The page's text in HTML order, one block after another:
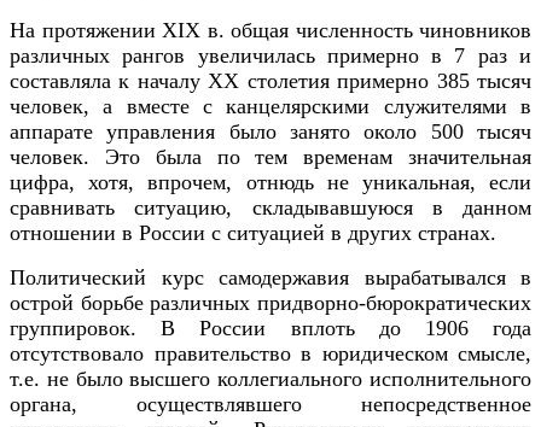
На протяжении XIX в. общая численность чиновников
различных рангов увеличилась примерно в 7 раз и
составляла к началу XX столетия примерно 385 тысяч
человек, а вместе с канцелярскими служителями в
аппарате управления было занято около 500 тысяч
человек. Это была по тем временам значительная
цифра, хотя, впрочем, отнюдь не уникальная, если
сравнивать ситуацию, складывавшуюся в данном
отношении в России с ситуацией в других странах.
Политический курс самодержавия вырабатывался в
острой борьбе различных придворно-бюрократических
группировок. В России вплоть до 1906 года
отсутствовало правительство в юридическом смысле,
т.е. не было высшего коллегиального исполнительного
органа, осуществлявшего непосредственное